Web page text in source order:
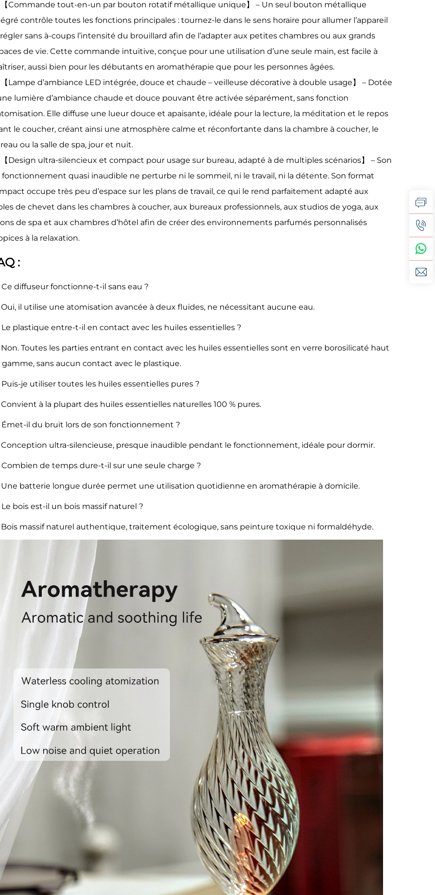
【Commande tout-en-un par bouton rotatif métallique unique】 – Un seul bouton métallique
contrôle toutes les fonctions principales : tournez-le dans le sens horaire pour allumer l’appareil
sans à-coups l’intensité du brouillard afin de l’adapter aux petites chambres ou aux grands
de vie. Cette commande intuitive, conçue pour une utilisation d’une seule main, est facile à
aussi bien pour les débutants en aromathérapie que pour les personnes âgées.
【Lampe d’ambiance LED intégrée, douce et chaude – veilleuse décorative à double usage】 – Dotée
lumière d’ambiance chaude et douce pouvant être activée séparément, sans fonction
Elle diffuse une lueur douce et apaisante, idéale pour la lecture, la méditation et le repos
le coucher, créant ainsi une atmosphère calme et réconfortante dans la chambre à coucher, le
ou la salle de spa, jour et nuit.
【Design ultra-silencieux et compact pour usage sur bureau, adapté à de multiples scénarios】 – Son
fonctionnement quasi inaudible ne perturbe ni le sommeil, ni le travail, ni la détente. Son format
occupe très peu d’espace sur les plans de travail, ce qui le rend parfaitement adapté aux
de chevet dans les chambres à coucher, aux bureaux professionnels, aux studios de yoga, aux
de spa et aux chambres d’hôtel afin de créer des environnements parfumés personnalisés
à la relaxation.
:
Ce diffuseur fonctionne-t-il sans eau ?
Oui, il utilise une atomisation avancée à deux fluides, ne nécessitant aucune eau.
Le plastique entre-t-il en contact avec les huiles essentielles ?
Non. Toutes les parties entrant en contact avec les huiles essentielles sont en verre borosilicaté haut
gamme, sans aucun contact avec le plastique.
Puis-je utiliser toutes les huiles essentielles pures ?
Convient à la plupart des huiles essentielles naturelles 100 % pures.
Émet-il du bruit lors de son fonctionnement ?
Conception ultra-silencieuse, presque inaudible pendant le fonctionnement, idéale pour dormir.
Combien de temps dure-t-il sur une seule charge ?
Une batterie longue durée permet une utilisation quotidienne en aromathérapie à domicile.
Le bois est-il un bois massif naturel ?
Bois massif naturel authentique, traitement écologique, sans peinture toxique ni formaldéhyde.